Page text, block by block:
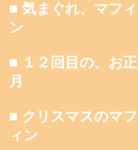
■ 気まぐれ、マフィ
ン
■ １２回目の、お正
月
■ クリスマスのマフ
ィン